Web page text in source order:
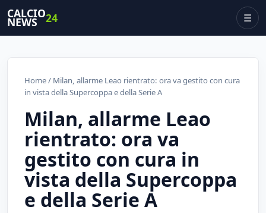
CALCIO
NEWS 24 ☰
Home/ Milan, allarme Leao rientrato: ora va gestito con cura
in vista della Supercoppa e della Serie A
Milan, allarme Leao
rientrato: ora va
gestito con cura in
vista della Supercoppa
e della Serie A